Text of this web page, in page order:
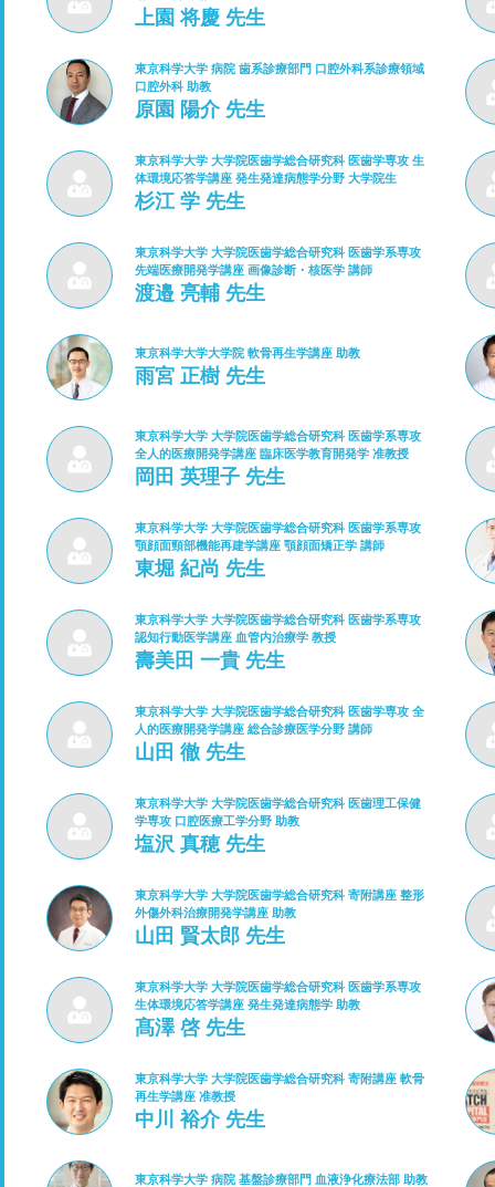
上園 将慶 先生
東京科学大学 病院 歯系診療部門 口腔外科系診療領域
口腔外科 助教
原園 陽介 先生
東京科学大学 大学院医歯学総合研究科 医歯学専攻 生
体環境応答学講座 発生発達病態学分野 大学院生
杉江 学 先生
東京科学大学 大学院医歯学総合研究科 医歯学系専攻
先端医療開発学講座 画像診断・核医学 講師
渡邉 亮輔 先生
東京科学大学大学院 軟骨再生学講座 助教
雨宮 正樹 先生
東京科学大学 大学院医歯学総合研究科 医歯学系専攻
全人的医療開発学講座 臨床医学教育開発学 准教授
岡田 英理子 先生
東京科学大学 大学院医歯学総合研究科 医歯学系専攻
顎顔面頸部機能再建学講座 顎顔面矯正学 講師
東堀 紀尚 先生
東京科学大学 大学院医歯学総合研究科 医歯学系専攻
認知行動医学講座 血管内治療学 教授
壽美田 一貴 先生
東京科学大学 大学院医歯学総合研究科 医歯学専攻 全
人的医療開発学講座 総合診療医学分野 講師
山田 徹 先生
東京科学大学 大学院医歯学総合研究科 医歯理工保健
学専攻 口腔医療工学分野 助教
塩沢 真穂 先生
東京科学大学 大学院医歯学総合研究科 寄附講座 整形
外傷外科治療開発学講座 助教
山田 賢太郎 先生
東京科学大学 大学院医歯学総合研究科 医歯学系専攻
生体環境応答学講座 発生発達病態学 助教
髙澤 啓 先生
東京科学大学 大学院医歯学総合研究科 寄附講座 軟骨
再生学講座 准教授
中川 裕介 先生
東京科学大学 病院 基盤診療部門 血液浄化療法部 助教